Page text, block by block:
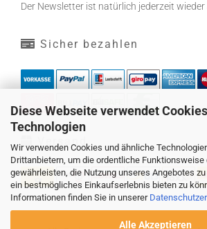
Diese Webseite verwendet
Technologien
Wir verwenden Cookies und ähnliche
Drittanbietern, um die ordentliche Funktionsweise
gewährleisten, die Nutzung unseres Angebotes
ein bestmögliches Einkaufserlebnis bieten zu
Informationen finden Sie in unserer
Alle Akzeptieren
Der Newsletter ist natürlich jederzeit
Sicher bezahlen
Versand